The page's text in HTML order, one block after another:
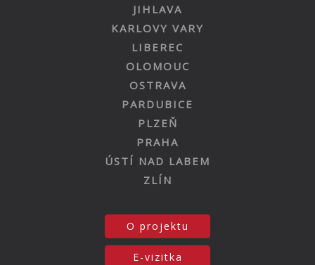
JIHLAVA
KARLOVY VARY
LIBEREC
OLOMOUC
OSTRAVA
PARDUBICE
PLZEŇ
PRAHA
ÚSTÍ NAD LABEM
ZLÍN
O projektu
E-vizitka